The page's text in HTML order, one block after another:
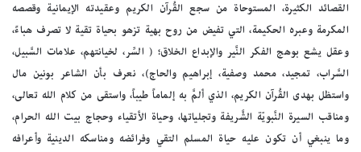
القصائد الكثيرة، المستوحاة من سجع القُرآن الكريم وعقيدته الإيمانية وقصصه
المكرمة وعبره الحكيمة، التي تفيض من روح بهية تزهو بحياة تقية لا تصرف هباءً،
وعقل يشع بوهج الفكر النَّير والإبداع الخلاق؛ ( السِّر، لخيانتهم، علامات السَّبيل،
السَّراب، تمجيد، محمد وصفية، إبراهيم والحاج)، نعرف بأن الشاعر بونين مال
واستظل بهدى القُرآن الكريم، الذي ألمَّ به إلماماً طيباً، واستقى من كلام الله تعالى،
ومناقب السيرة النَّبويّة الشَّريفة وتجلياتها، وحياة الأتقياء وحجاج بيت الله الحرام،
وما ينبغي أن تكون عليه حياة المسلم التقي وفرائضه ومناسكه الدينية وأعرافه